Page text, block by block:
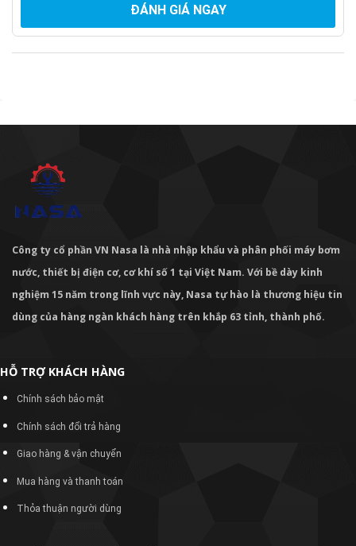
ĐÁNH GIÁ NGAY
Công ty cổ phần VN Nasa là nhà nhập khẩu và phân phối máy bơm
nước, thiết bị điện cơ, cơ khí số 1 tại Việt Nam. Với bề dày kinh
nghiệm 15 năm trong lĩnh vực này, Nasa tự hào là thương hiệu tin
dùng của hàng ngàn khách hàng trên khắp 63 tỉnh, thành phố.
HỖ TRỢ KHÁCH HÀNG
Chính sách bảo mật
Chính sách đổi trả hàng
Giao hàng & vận chuyển
Mua hàng và thanh toán
Thỏa thuận người dùng